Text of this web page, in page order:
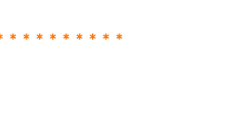
＊＊＊＊＊＊＊＊＊